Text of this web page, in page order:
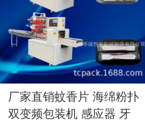
厂家直销蚊香片 海绵粉扑
双变频包装机 感应器 牙